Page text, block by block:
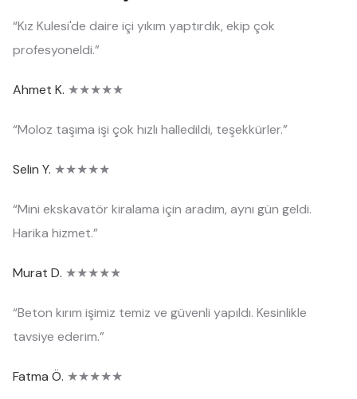
“Kız Kulesi'de daire içi yıkım yaptırdık, ekip çok
profesyoneldi.”
Ahmet K. ★★★★★
“Moloz taşıma işi çok hızlı halledildi, teşekkürler.”
Selin Y. ★★★★★
“Mini ekskavatör kiralama için aradım, aynı gün geldi.
Harika hizmet.”
Murat D. ★★★★★
“Beton kırım işimiz temiz ve güvenli yapıldı. Kesinlikle
tavsiye ederim.”
Fatma Ö. ★★★★★